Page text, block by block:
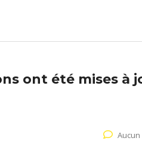
ont été mises à